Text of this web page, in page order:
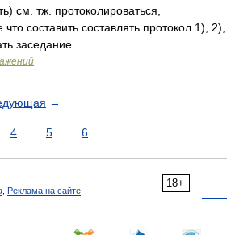
см. тж. протоколироваться,
составить составлять протокол 1), 2),
заседание …
→
4 5 6
18+
Реклама на сайте